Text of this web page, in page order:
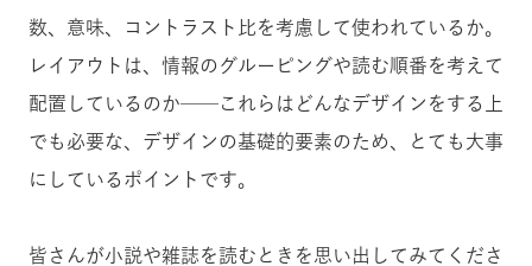
数、意味、コントラスト比を考慮して使われているか。
レイアウトは、情報のグルーピングや読む順番を考えて
配置しているのか──これらはどんなデザインをする上
でも必要な、デザインの基礎的要素のため、とても大事
にしているポイントです。
皆さんが小説や雑誌を読むときを思い出してみてくださ